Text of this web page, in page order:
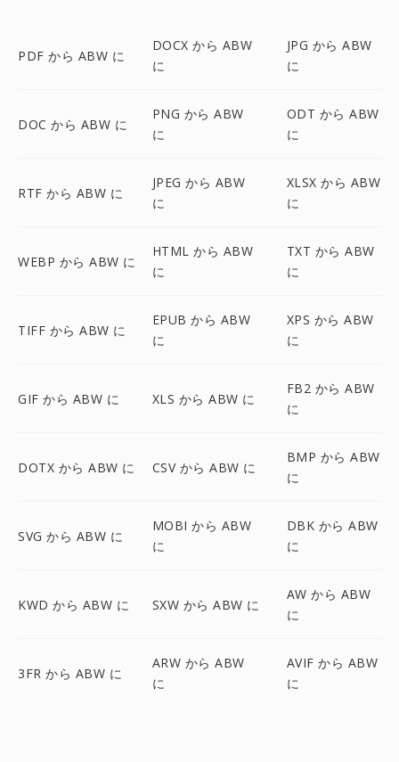
PDF から ABW に
DOCX から ABW
に
JPG から ABW
に
DOC から ABW に
PNG から ABW
に
ODT から ABW
に
RTF から ABW に
JPEG から ABW
に
XLSX から ABW
に
WEBP から ABW に
HTML から ABW
に
TXT から ABW
に
TIFF から ABW に
EPUB から ABW
に
XPS から ABW
に
GIF から ABW に XLS から ABW に
FB2 から ABW
に
DOTX から ABW に CSV から ABW に
BMP から ABW
に
SVG から ABW に
MOBI から ABW
に
DBK から ABW
に
KWD から ABW に SXW から ABW に
AW から ABW
に
3FR から ABW に
ARW から ABW
に
AVIF から ABW
に